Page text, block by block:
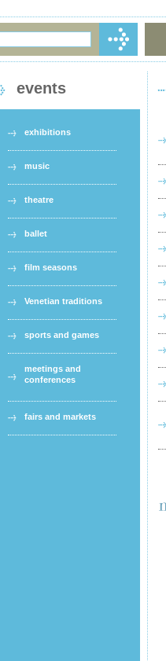
events
exhibitions
music
theatre
ballet
film seasons
Venetian traditions
sports and games
meetings and
conferences
fairs and markets